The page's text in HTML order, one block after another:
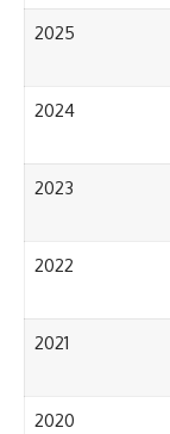
2025
2024
2023
2022
2021
2020